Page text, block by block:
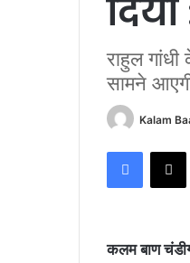
राहुल
सामने
Kalam
X
कलम बाण